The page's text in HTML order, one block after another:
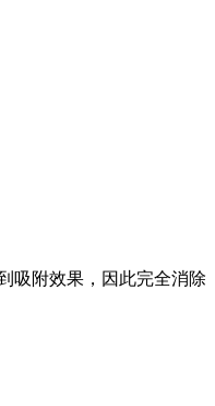
吸附效果，因此完全消除